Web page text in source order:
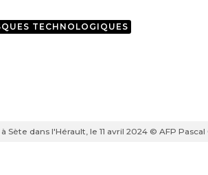
TECHNOLOGIQUES
dans l'Hérault, le 11 avril 2024 © AFP Pascal